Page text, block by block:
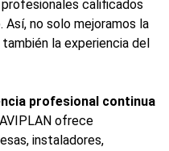
calificados
Así, no solo mejoramos la
la experiencia del
profesional continua
ofrece
instaladores,